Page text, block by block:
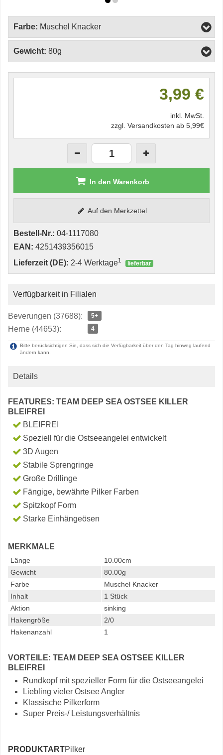
Farbe: Muschel Knacker
Gewicht: 80g
3,99 €
inkl. MwSt.
zzgl. Versandkosten ab 5,99€
In den Warenkorb
Auf den Merkzettel
Bestell-Nr.: 04-1117080
EAN: 4251439356015
Lieferzeit (DE): 2-4 Werktage1 lieferbar
Verfügbarkeit in Filialen
Beverungen (37688): 5+
Herne (44653): 4
Bitte berücksichtigen Sie, dass sich die Verfügbarkeit über den Tag hinweg laufend
ändern kann.
Details
FEATURES: TEAM DEEP SEA OSTSEE KILLER
BLEIFREI
BLEIFREI
Speziell für die Ostseeangelei entwickelt
3D Augen
Stabile Sprengringe
Große Drillinge
Fängige, bewährte Pilker Farben
Spitzkopf Form
Starke Einhängeösen
MERKMALE
Länge
10.00cm
Gewicht
80.00g
Farbe
Muschel Knacker
Inhalt
1 Stück
Aktion
sinking
Hakengröße
2/0
Hakenanzahl
1
VORTEILE: TEAM DEEP SEA OSTSEE KILLER
BLEIFREI
Rundkopf mit spezieller Form für die Ostseeangelei
Liebling vieler Ostsee Angler
Klassische Pilkerform
Super Preis-/ Leistungsverhältnis
PRODUKTARTPilker